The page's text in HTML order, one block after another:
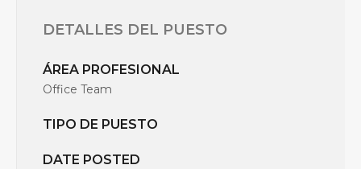
DETALLES DEL PUESTO
ÁREA PROFESIONAL
Office Team
TIPO DE PUESTO
DATE POSTED